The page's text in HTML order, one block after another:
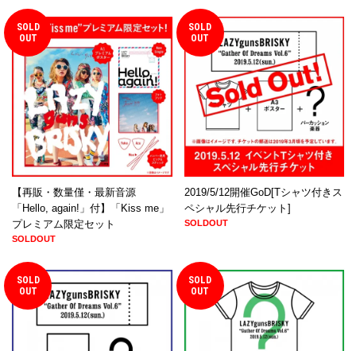
SOLD
OUT
【再販・数量僅・最新音源
「Hello, again!」付】「Kiss me」
プレミアム限定セット
SOLDOUT
SOLD
OUT
2019/5/12開催GoD[Tシャツ付きス
ペシャル先行チケット]
SOLDOUT
SOLD
OUT
SOLD
OUT